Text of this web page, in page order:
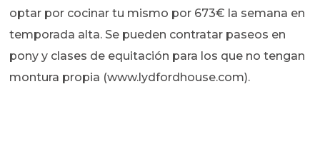
optar por cocinar tu mismo por 673€ la semana en
temporada alta. Se pueden contratar paseos en
pony y clases de equitación para los que no tengan
montura propia (www.lydfordhouse.com).